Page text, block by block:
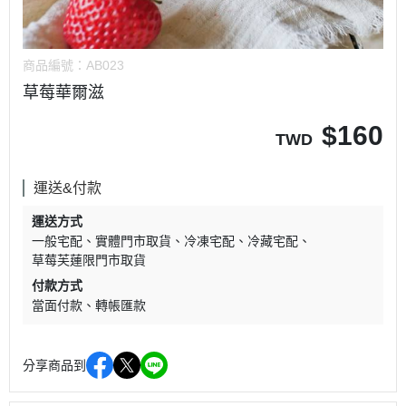
商品編號： AB023
草莓華爾滋
TWD $160
運送&付款
運送方式
一般宅配
實體門市取貨 冷凍宅配
冷藏宅配
草莓芙蓮限門市取貨
付款方式
當面付款
轉帳匯款
分享商品到